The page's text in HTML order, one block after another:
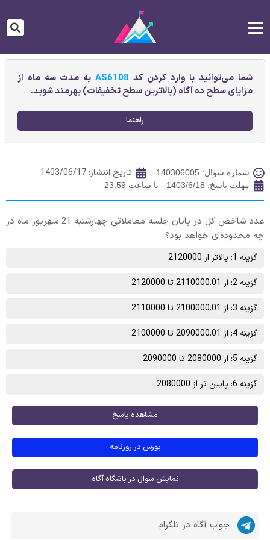
شما می‌توانید با وارد کردن کد AS6108به مدت سه ماه از
مزایای سطح ده آگاه (بالاترین سطح تخفیفات) بهرمند شوید.
راهنما
شماره سوال: 140306005 تاریخ انتشار: 1403/06/17
مهلت پاسخ: 1403/6/18 - تا ساعت 23:59
عدد شاخص کل در پایان جلسه معاملاتی چهارشنبه 21 شهریور ماه در
چه محدوده‌ای خواهد بود؟
گزینه 1: بالاتر از 2120000
گزینه 2: از 2110000.01 تا 2120000
گزینه 3: از 2100000.01 تا 2110000
گزینه 4: از 2090000.01 تا 2100000
گزینه 5: از 2080000 تا 2090000
گزینه 6: پایین تر از 2080000
مشاهده پاسخ
بورس در روزنامه
نمایش سوال در باشگاه آگاه
جواب آگاه در تلگرام